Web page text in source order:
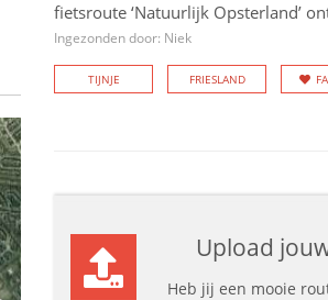
fietsroute ‘Natuurlijk Opsterland’
Ingezonden door: Niek
TIJNJE FRIESLAND
Upload
Heb jij een mooie